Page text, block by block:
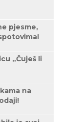
pjesme,
„Čuješ li
na